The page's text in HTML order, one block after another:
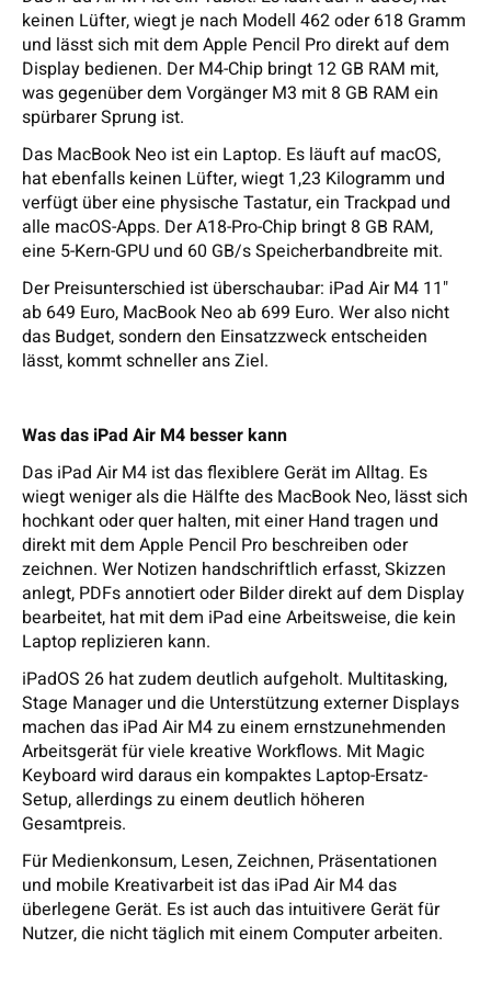
keinen Lüfter, wiegt je nach Modell 462 oder 618 Gramm
und lässt sich mit dem Apple Pencil Pro direkt auf dem
Display bedienen. Der M4-Chip bringt 12 GB RAM mit,
was gegenüber dem Vorgänger M3 mit 8 GB RAM ein
spürbarer Sprung ist.
Das MacBook Neo ist ein Laptop. Es läuft auf macOS,
hat ebenfalls keinen Lüfter, wiegt 1,23 Kilogramm und
verfügt über eine physische Tastatur, ein Trackpad und
alle macOS-Apps. Der A18-Pro-Chip bringt 8 GB RAM,
eine 5-Kern-GPU und 60 GB/s Speicherbandbreite mit.
Der Preisunterschied ist überschaubar: iPad Air M4 11"
ab 649 Euro, MacBook Neo ab 699 Euro. Wer also nicht
das Budget, sondern den Einsatzzweck entscheiden
lässt, kommt schneller ans Ziel.
Was das iPad Air M4 besser kann
Das iPad Air M4 ist das flexiblere Gerät im Alltag. Es
wiegt weniger als die Hälfte des MacBook Neo, lässt sich
hochkant oder quer halten, mit einer Hand tragen und
direkt mit dem Apple Pencil Pro beschreiben oder
zeichnen. Wer Notizen handschriftlich erfasst, Skizzen
anlegt, PDFs annotiert oder Bilder direkt auf dem Display
bearbeitet, hat mit dem iPad eine Arbeitsweise, die kein
Laptop replizieren kann.
iPadOS 26 hat zudem deutlich aufgeholt. Multitasking,
Stage Manager und die Unterstützung externer Displays
machen das iPad Air M4 zu einem ernstzunehmenden
Arbeitsgerät für viele kreative Workflows. Mit Magic
Keyboard wird daraus ein kompaktes Laptop-Ersatz-
Setup, allerdings zu einem deutlich höheren
Gesamtpreis.
Für Medienkonsum, Lesen, Zeichnen, Präsentationen
und mobile Kreativarbeit ist das iPad Air M4 das
überlegene Gerät. Es ist auch das intuitivere Gerät für
Nutzer, die nicht täglich mit einem Computer arbeiten.